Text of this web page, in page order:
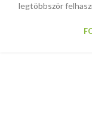
legtöbbször